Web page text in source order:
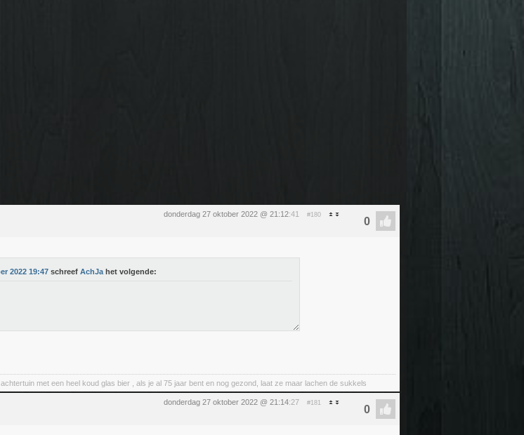
donderdag 27 oktober 2022 @ 21:12:41 #180
2022 19:47 schreef AchJa het volgende:
met een heel koud glas bier , als je al 75 jaar bent en nog gezond, laat ze maar lachen de sukkels
donderdag 27 oktober 2022 @ 21:14:27 #181